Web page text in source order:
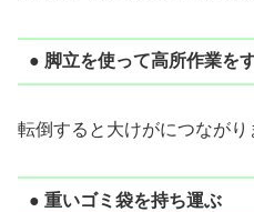
● 脚立を使って高所作業を
転倒すると大けがにつながり
● 重いゴミ袋を持ち運ぶ